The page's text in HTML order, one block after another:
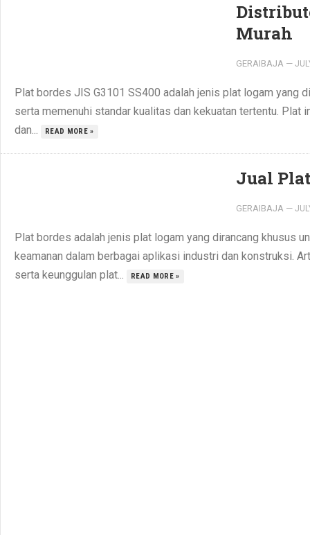
Murah
GERAIBAJA —
Plat bordes JIS G3101 SS400 adalah jenis plat logam yang
serta memenuhi standar kualitas dan kekuatan tertentu. Plat
dan...
READ MORE »
Jual
GERAIBAJA —
Plat bordes adalah jenis plat logam yang dirancang khusus
keamanan dalam berbagai aplikasi industri dan konstruksi.
serta keunggulan plat...
READ MORE »